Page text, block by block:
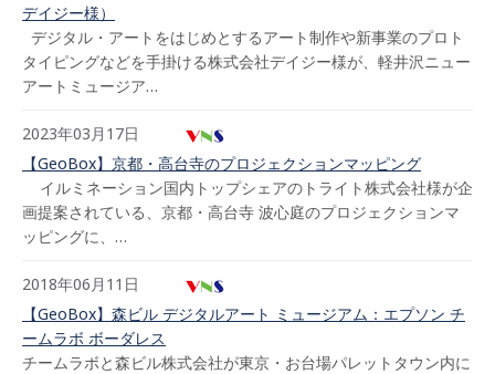
デイジー様）
デジタル・アートをはじめとするアート制作や新事業のプロト
タイピングなどを手掛ける株式会社デイジー様が、軽井沢ニュー
アートミュージア…
2023年03月17日
【GeoBox】京都・高台寺のプロジェクションマッピング
イルミネーション国内トップシェアのトライト株式会社様が企
画提案されている、京都・高台寺 波心庭のプロジェクションマ
ッピングに、…
2018年06月11日
【GeoBox】森ビル デジタルアート ミュージアム：エプソン チ
ームラボ ボーダレス
チームラボと森ビル株式会社が東京・お台場パレットタウン内に